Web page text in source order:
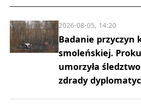
Badanie przyczyn
smoleńskiej.
umorzyła
zdrady
2026-08-05, 14:20